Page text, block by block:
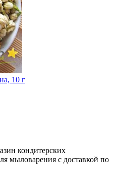
10 г
кондитерских
мыловарения с доставкой по